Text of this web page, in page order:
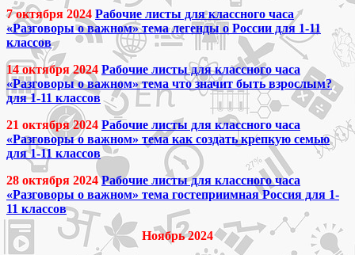
7 октября 2024 Рабочие листы для классного часа
«Разговоры о важном» тема легенды о России для 1-11
классов
14 октября 2024 Рабочие листы для классного часа
«Разговоры о важном» тема что значит быть взрослым?
для 1-11 классов
21 октября 2024 Рабочие листы для классного часа
«Разговоры о важном» тема как создать крепкую семью
для 1-11 классов
28 октября 2024 Рабочие листы для классного часа
«Разговоры о важном» тема гостеприимная Россия для 1-
11 классов
Ноябрь 2024